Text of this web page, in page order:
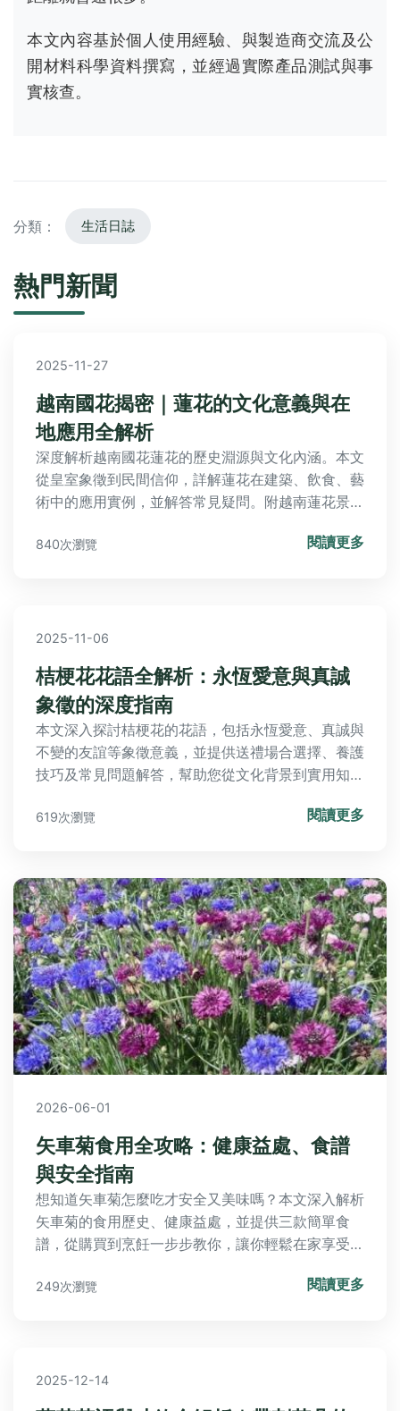
熱門新聞
從皇室象徵到民間信仰，詳解蓮花在建築、飲食、藝
導覽與文化體驗建議，帶您全面認識越南精神象徵。
840次瀏覽
桔梗花花語全解析：永恆愛意與真誠
象徵的深度指南
本文深入探討桔梗花的花語，包括永恆愛意、真誠與
不變的友誼等象徵意義，並提供送禮場合選擇、養護
全面掌握桔梗花的魅力，解決所有關於桔梗花花語的
矢車菊食用全攻略：健康益處、食譜
與安全指南
想知道矢車菊怎麼吃才安全又美味嗎？本文深入解析
矢車菊的食用歷史、健康益處，並提供三款簡單食
譜，從購買到烹飪一步步教你，讓你輕鬆在家享受這
朵花卉的獨特風味。
249次瀏覽 閱讀更多
薊花花語與功效全解析｜帶刺花朵的
療癒秘密與象徵意義
深入解析薊花的花語意義與15種實用功效，從止血
消炎到情緒療癒。完整收錄傳統用法、現代研究與禁
巧與食用方法，解決所有關於薊花的疑問。